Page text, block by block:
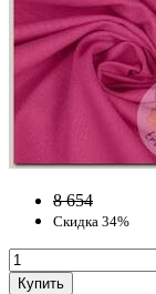
8 654
Скидка 34%